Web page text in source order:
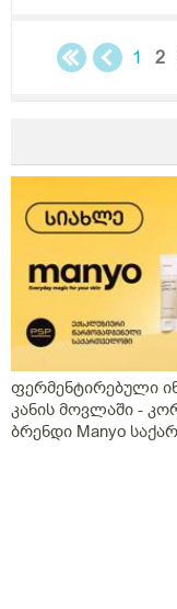
1 2
ფერმენტირებული
კანის მოვლაში -
ბრენდი Manyo